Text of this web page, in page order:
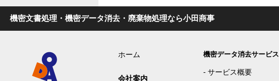
ズ
ー
機密文書処理・機密データ消去・廃棄物処理なら小田商事
ホーム
会社案内
機密データ消去サービス
-サービス概要